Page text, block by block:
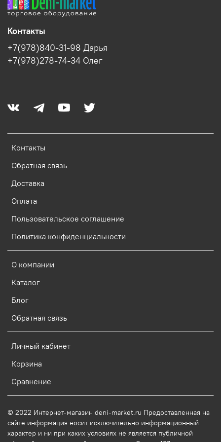
Контакты
Обратная связь
Доставка
Оплата
Пользовательское соглашение
Политика конфиденциальности
О компании
Каталог
Блог
Обратная связь
Личный кабинет
Корзина
Сравнение
Контакты
+7(978)840-31-98 Дарья
+7(978)278-74-34 Олег
© 2022 Интернет-магазин deni-market.ru Предоставленная на
сайте информация носит исключительно информационный
характер и ни при каких условиях не является публичной